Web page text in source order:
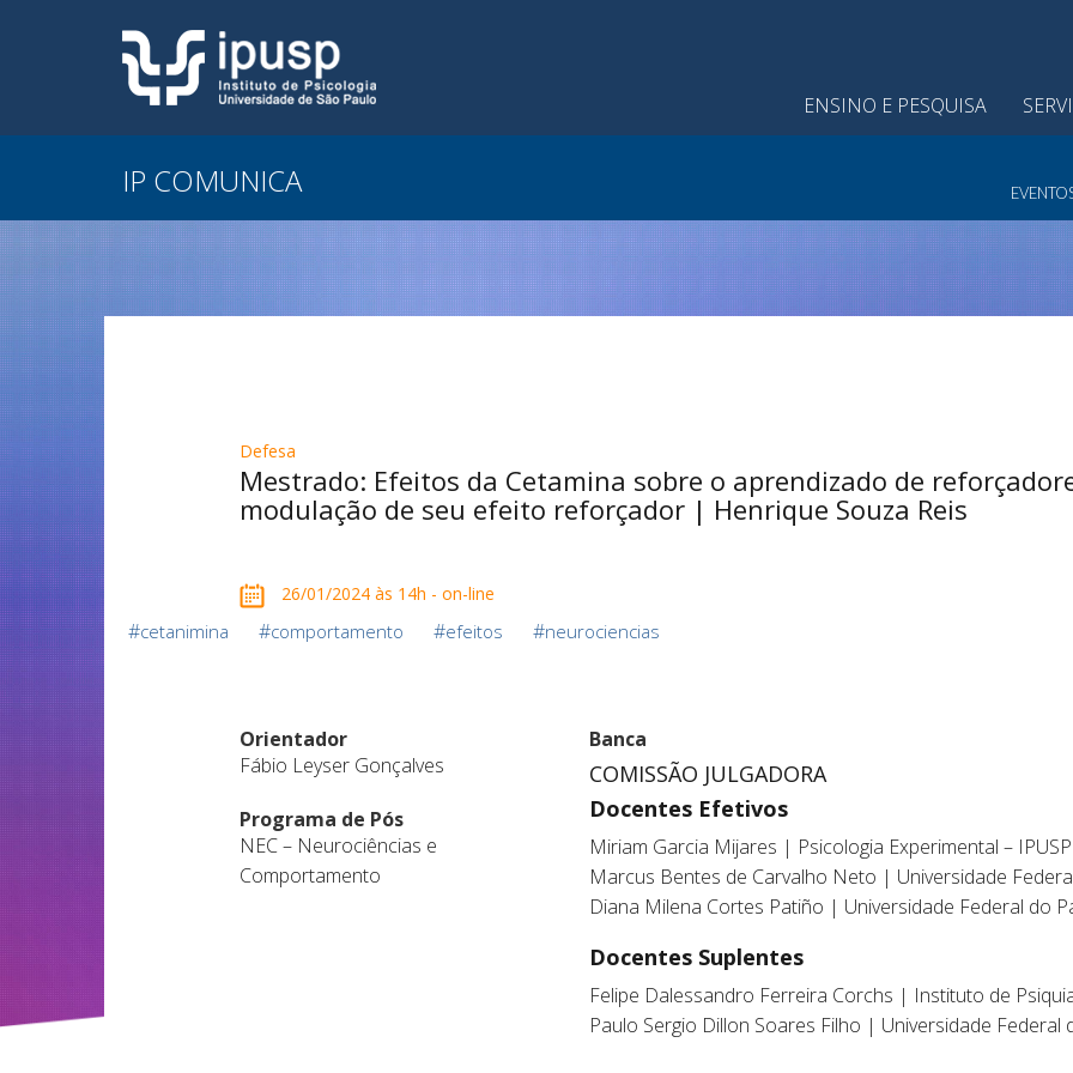
ENSINO E PESQUISA
IP COMUNICA
Defesa
Mestrado: Efeitos da Cetamina sobre o aprendizado de
modulação de seu efeito reforçador | Henrique Souza Reis
26/01/2024 às 14h - on-line
#cetanimina #comportamento #efeitos #neurociencias
Orientador
Fábio Leyser Gonçalves
Programa de Pós
NEC – Neurociências e
Comportamento
Banca
COMISSÃO JULGADORA
Docentes Efetivos
Miriam Garcia Mijares | Psicologia Experimental – IPUSP
Marcus Bentes de Carvalho Neto | Universidade
Diana Milena Cortes Patiño | Universidade Federal do
Docentes Suplentes
Felipe Dalessandro Ferreira Corchs | Instituto de
Paulo Sergio Dillon Soares Filho | Universidade Federal